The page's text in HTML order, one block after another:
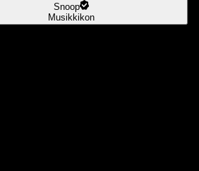
Snoop
Musikkikon